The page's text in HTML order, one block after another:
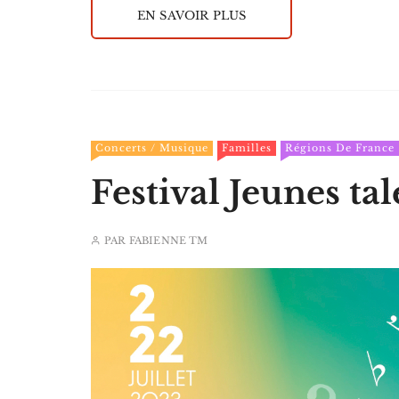
EN SAVOIR PLUS
Concerts / Musique Familles Régions De France
Festival Jeunes
PAR FABIENNE TM